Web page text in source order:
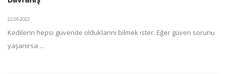
22.05.2022
Kedilerin hepsi güvende olduklarını bilmek ister. Eğer güven sorunu
yaşanırsa ...